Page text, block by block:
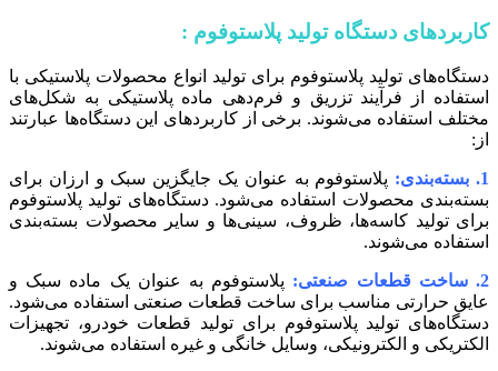
کاربردهای دستگاه تولید پلاستوفوم :
دستگاه‌های تولید پلاستوفوم برای تولید انواع محصولات پلاستیکی با
استفاده از فرآیند تزریق و فرم‌دهی ماده پلاستیکی به شکل‌های
مختلف استفاده می‌شوند. برخی از کاربردهای این دستگاه‌ها عبارتند
از:
1. بسته‌بندی:
پلاستوفوم به عنوان یک جایگزین سبک و ارزان برای
بسته‌بندی محصولات استفاده می‌شود. دستگاه‌های تولید پلاستوفوم
برای تولید کاسه‌ها، ظروف، سینی‌ها و سایر محصولات بسته‌بندی
استفاده می‌شوند.
2. ساخت قطعات صنعتی:
پلاستوفوم به عنوان یک ماده سبک و
عایق حرارتی مناسب برای ساخت قطعات صنعتی استفاده می‌شود.
دستگاه‌های تولید پلاستوفوم برای تولید قطعات خودرو، تجهیزات
الکتریکی و الکترونیکی، وسایل خانگی و غیره استفاده می‌شوند.